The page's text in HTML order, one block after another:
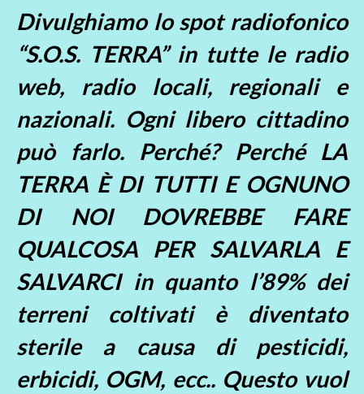
Divulghiamo lo spot radiofonico
“S.O.S. TERRA” in tutte le radio
web, radio locali, regionali e
nazionali. Ogni libero cittadino
può farlo. Perché? Perché LA
TERRA È DI TUTTI E OGNUNO
DI NOI DOVREBBE FARE
QUALCOSA PER SALVARLA E
SALVARCI in quanto l’89% dei
terreni coltivati è diventato
sterile a causa di pesticidi,
erbicidi, OGM, ecc.. Questo vuol